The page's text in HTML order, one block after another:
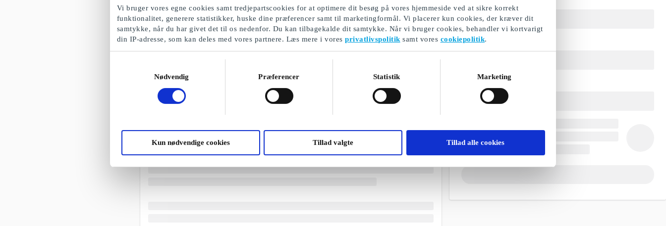
Vi bruger vores egne cookies samt tredjepartscookies for at optimere dit besøg på vores hjemmeside ved at sikre korrekt
funktionalitet, generere statistikker, huske dine præferencer samt til marketingformål. Vi placerer kun cookies, der kræver dit
samtykke, når du har givet det til os nedenfor. Du kan tilbagekalde dit samtykke. Når vi bruger cookies, behandler vi kortvarigt
din IP-adresse, som kan deles med vores partnere. Læs mere i voresprivatlivspolitik samt vores cookiepolitik.
Nødvendig
Præferencer Statistik Marketing
Kun nødvendige cookies Tillad valgte Tillad alle cookies